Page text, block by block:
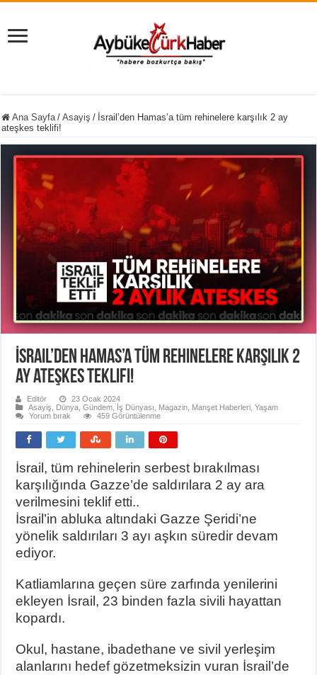
Ana Sayfa / Asayiş / İsrail’den Hamas’a tüm rehinelere karşılık 2 ay
ateşkes teklifi!
İsrail’den Hamas’a tüm rehinelere karşılık 2
ay ateşkes teklifi!
Editör
23 Ocak 2024
Asayiş
Dünya ,Gündem İş Dünyası Magazin Manşet Haberleri ,Yaşam
Yorum bırak
459 Görüntülenme
İsrail, tüm rehinelerin serbest bırakılması
karşılığında Gazze’de saldırılara 2 ay ara
verilmesini teklif etti..
İsrail’in abluka altındaki Gazze Şeridi’ne
yönelik saldırıları 3 ayı aşkın süredir devam
ediyor.
Katliamlarına geçen süre zarfında yenilerini
ekleyen İsrail, 23 binden fazla sivili hayattan
kopardı.
Okul, hastane, ibadethane ve sivil yerleşim
alanlarını hedef gözetmeksizin vuran İsrail’de